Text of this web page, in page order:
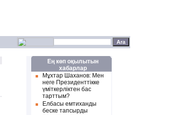
Ең көп оқылытын
хабарлар
Мұхтар Шаханов: Мен
неге Президенттікке
үміткерліктен бас
тарттым?
Елбасы емтиханды
беске тапсырды